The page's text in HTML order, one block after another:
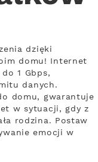
dzięki
domu! Internet
1 Gbps,
danych.
domu, gwarantuje
w sytuacji, gdy z
rodzina. Postaw
emocji w